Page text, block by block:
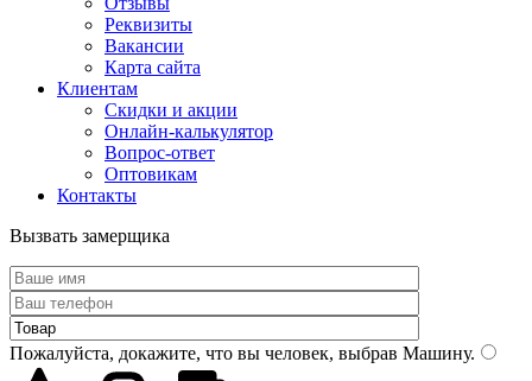
Реквизиты
Вакансии
Карта сайта
Клиентам
Скидки и акции
Онлайн-калькулятор
Вопрос-ответ
Оптовикам
Контакты
Вызвать замерщика
Пожалуйста, докажите, что вы человек, выбрав Машину.